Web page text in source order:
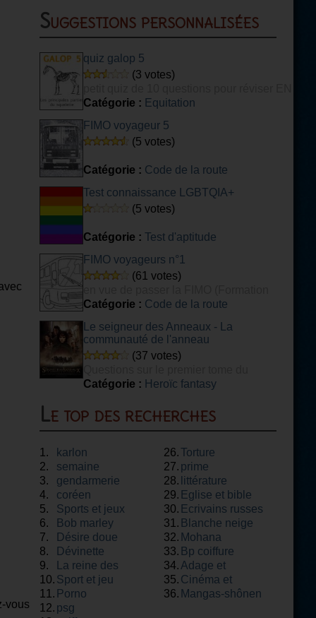
vous
Suggestions personnalisées
quiz galop 5
(3 votes)
PARTIE son galop 5
Catégorie : Equitation
FIMO voyageur 5
(5 votes)
Catégorie : Code de la route
Test connaissance LGBTQIA+
(5 votes)
Catégorie : Test d'aptitude
FIMO voyageurs n°1
(61 votes)
Initiale Minimale Obligatoire) voyageurs.
Catégorie : Code de la route
Le seigneur des Anneaux - La
communauté de l'anneau
(37 votes)
Seigneur des Anneaux
Catégorie : Heroïc fantasy
Le top des recherches
1.
karlon
2.
semaine
3.
gendarmerie
4.
coréen
5.
Sports et jeux
6.
Bob marley
7.
Désire doue
8.
Dévinette
9.
La reine des
neiges
10. Sport et jeu
11. Porno
12. psg
26.Torture
27. prime
28. littérature
29. Eglise et bible
30. Ecrivains russes
31. Blanche neige
32. Mohana
33. Bp coiffure
34. Adage et
proverbe
35. Cinéma et
théâtre
36. Mangas-shônen